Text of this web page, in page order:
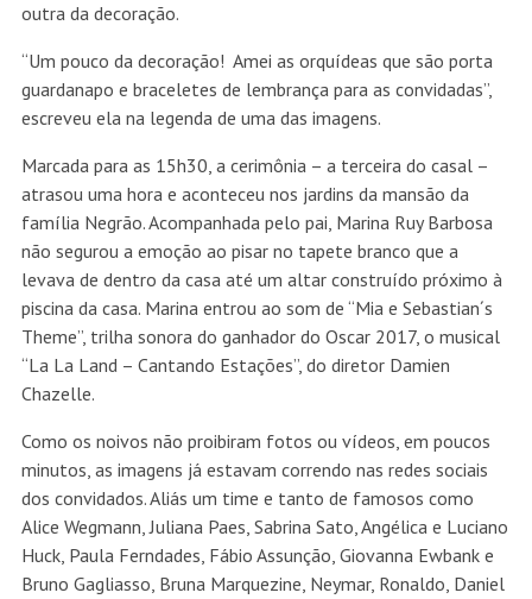
outra da decoração.
“Um pouco da decoração! Amei as orquídeas que são porta
guardanapo e braceletes de lembrança para as convidadas”,
escreveu ela na legenda de uma das imagens.
Marcada para as 15h30, a cerimônia – a terceira do casal –
atrasou uma hora e aconteceu nos jardins da mansão da
família Negrão. Acompanhada pelo pai, Marina Ruy Barbosa
não segurou a emoção ao pisar no tapete branco que a
levava de dentro da casa até um altar construído próximo à
piscina da casa. Marina entrou ao som de “Mia e Sebastian´s
Theme”, trilha sonora do ganhador do Oscar 2017, o musical
“La La Land – Cantando Estações”, do diretor Damien
Chazelle.
Como os noivos não proibiram fotos ou vídeos, em poucos
minutos, as imagens já estavam correndo nas redes sociais
dos convidados. Aliás um time e tanto de famosos como
Alice Wegmann, Juliana Paes, Sabrina Sato, Angélica e Luciano
Huck, Paula Ferndades, Fábio Assunção, Giovanna Ewbank e
Bruno Gagliasso, Bruna Marquezine, Neymar, Ronaldo, Daniel